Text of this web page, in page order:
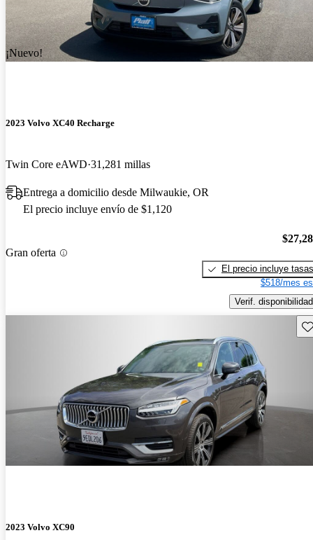
¡Nuevo!
2023 Volvo XC40 Recharge
Twin Core eAWD 31,281 millas
Entrega a domicilio desde Milwaukie, OR
El precio incluye envío de $1,120
Gran oferta
El precio incluye tasas
$518/mes
Verif. disponibilidad
2023 Volvo XC90